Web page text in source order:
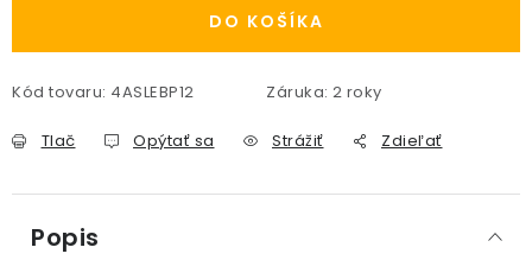
DO KOŠÍKA
Kód tovaru: 4ASLEBP12 Záruka: 2 roky
Tlač Opýtať sa Strážiť Zdieľať
Popis